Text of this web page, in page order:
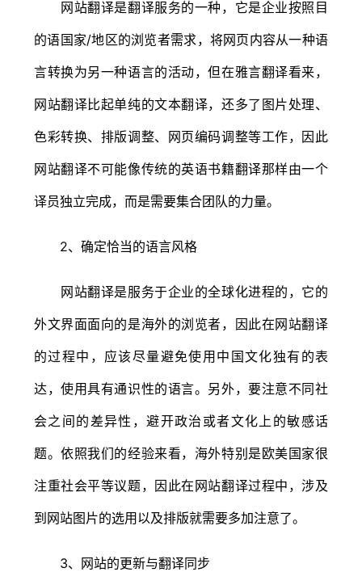
网站翻译是翻译服务的一种，它是企业按照目
的语国家/地区的浏览者需求，将网页内容从一种语
言转换为另一种语言的活动，但在雅言翻译看来，
网站翻译比起单纯的文本翻译，还多了图片处理、
色彩转换、排版调整、网页编码调整等工作，因此
网站翻译不可能像传统的英语书籍翻译那样由一个
译员独立完成，而是需要集合团队的力量。
2、确定恰当的语言风格
网站翻译是服务于企业的全球化进程的，它的
外文界面面向的是海外的浏览者，因此在网站翻译
的过程中，应该尽量避免使用中国文化独有的表
达，使用具有通识性的语言。另外，要注意不同社
会之间的差异性，避开政治或者文化上的敏感话
题。依照我们的经验来看，海外特别是欧美国家很
注重社会平等议题，因此在网站翻译过程中，涉及
到网站图片的选用以及排版就需要多加注意了。
3、网站的更新与翻译同步